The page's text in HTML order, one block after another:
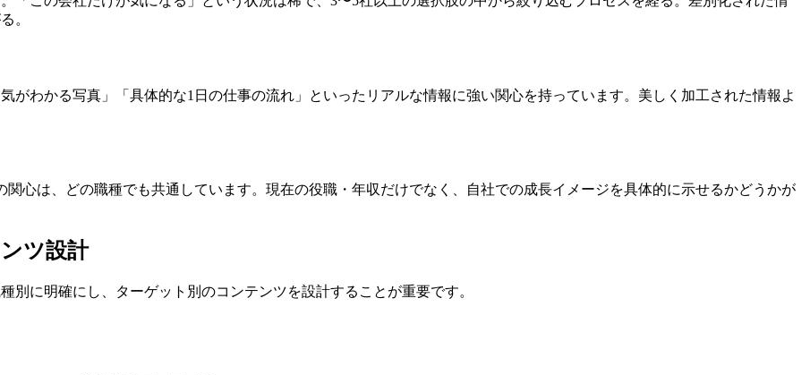
。
がわかる写真」「具体的な1日の仕事の流れ」といったリアルな情報に強い関心を持っています。美しく加工された情報よ
関心は、どの職種でも共通しています。現在の役職・年収だけでなく、自社での成長イメージを具体的に示せるかどうかが
ツ設計
に明確にし、ターゲット別のコンテンツを設計することが重要です。